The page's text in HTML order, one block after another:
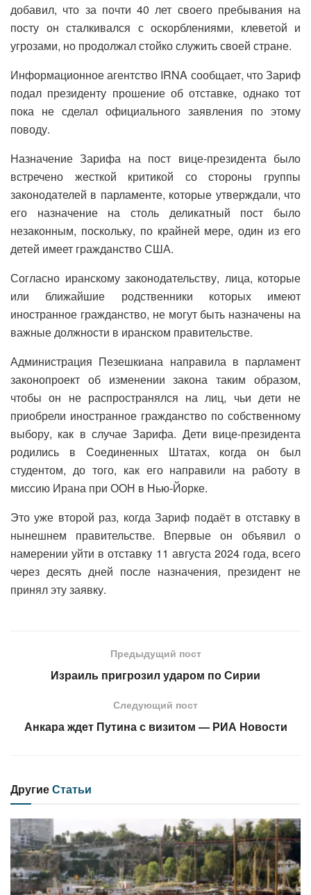
добавил, что за почти 40 лет своего пребывания на
посту он сталкивался с оскорблениями, клеветой и
угрозами, но продолжал стойко служить своей стране.
Информационное агентство IRNA сообщает, что Зариф
подал президенту прошение об отставке, однако тот
пока не сделал официального заявления по этому
поводу.
Назначение Зарифа на пост вице-президента было
встречено жесткой критикой со стороны группы
законодателей в парламенте, которые утверждали, что
его назначение на столь деликатный пост было
незаконным, поскольку, по крайней мере, один из его
детей имеет гражданство США.
Согласно иранскому законодательству, лица, которые
или ближайшие родственники которых имеют
иностранное гражданство, не могут быть назначены на
важные должности в иранском правительстве.
Администрация Пезешкиана направила в парламент
законопроект об изменении закона таким образом,
чтобы он не распространялся на лиц, чьи дети не
приобрели иностранное гражданство по собственному
выбору, как в случае Зарифа. Дети вице-президента
родились в Соединенных Штатах, когда он был
студентом, до того, как его направили на работу в
миссию Ирана при ООН в Нью-Йорке.
Это уже второй раз, когда Зариф подаёт в отставку в
нынешнем правительстве. Впервые он объявил о
намерении уйти в отставку 11 августа 2024 года, всего
через десять дней после назначения, президент не
принял эту заявку.
Предыдущий пост
Израиль пригрозил ударом по Сирии
Следующий пост
Анкара ждет Путина с визитом — РИА Новости
ДругиеСтатьи